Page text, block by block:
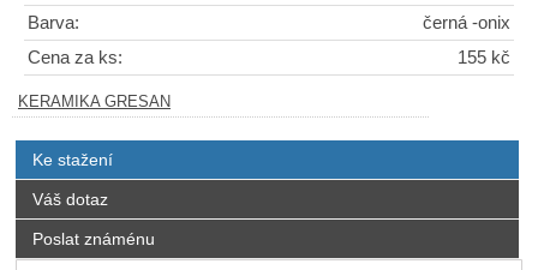
Barva:
černá -onix
Cena za ks:
155 kč
KERAMIKA GRESAN
Ke stažení
Váš dotaz
Poslat známénu